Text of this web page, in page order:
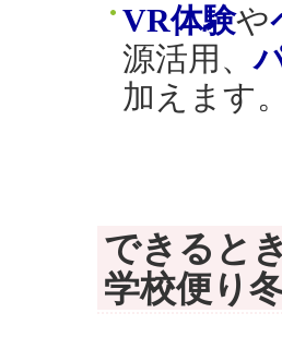
VR体験や
源活用、
加えます
できると
学校便り